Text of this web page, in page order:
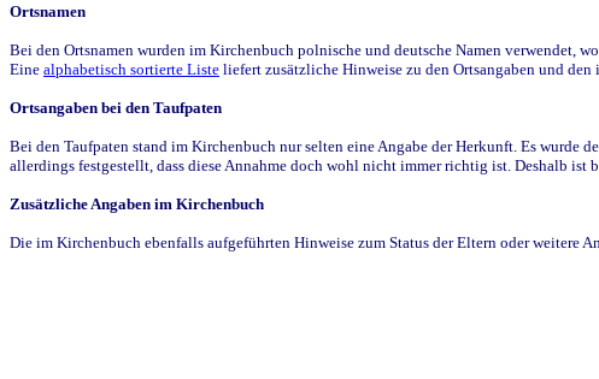
Ortsnamen
Bei den Ortsnamen wurden im Kirchenbuch polnische und deutsche Namen verwendet,
Eine alphabetisch sortierte Liste liefert zusätzliche Hinweise zu den Ortsangaben und
Ortsangaben bei den Taufpaten
Bei den Taufpaten stand im Kirchenbuch nur selten eine Angabe der Herkunft. Es wurde
allerdings festgestellt, dass diese Annahme doch wohl nicht immer richtig ist. Deshalb ist
Zusätzliche Angaben im Kirchenbuch
Die im Kirchenbuch ebenfalls aufgeführten Hinweise zum Status der Eltern oder weitere